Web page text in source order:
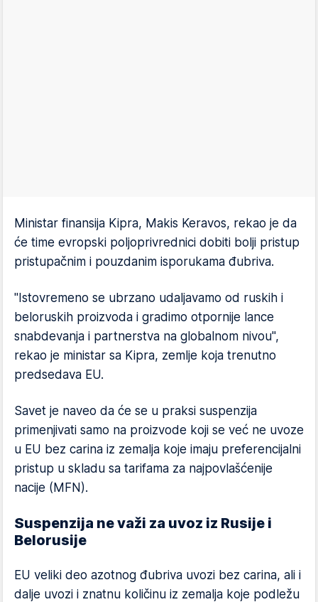
Ministar finansija Kipra, Makis Keravos, rekao je da
će time evropski poljoprivrednici dobiti bolji pristup
pristupačnim i pouzdanim isporukama đubriva.
"Istovremeno se ubrzano udaljavamo od ruskih i
beloruskih proizvoda i gradimo otpornije lance
snabdevanja i partnerstva na globalnom nivou",
rekao je ministar sa Kipra, zemlje koja trenutno
predsedava EU.
Savet je naveo da će se u praksi suspenzija
primenjivati samo na proizvode koji se već ne uvoze
u EU bez carina iz zemalja koje imaju preferencijalni
pristup u skladu sa tarifama za najpovlašćenije
nacije (MFN).
Suspenzija ne važi za uvoz iz Rusije i
Belorusije
EU veliki deo azotnog đubriva uvozi bez carina, ali i
dalje uvozi i znatnu količinu iz zemalja koje podležu